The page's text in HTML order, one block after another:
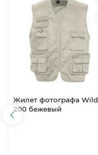
Жилет фотографа Wild
200 бежевый